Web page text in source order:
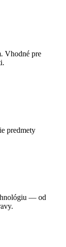
Vhodné pre
predmety
— od